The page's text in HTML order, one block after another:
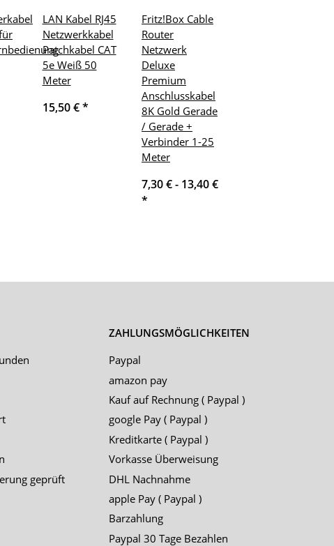
LAN Kabel RJ45
Netzwerkkabel
Patchkabel CAT
5e Weiß 50
Meter
15,50 €*
Fritz!Box Cable
Router
Netzwerk
Deluxe
Premium
Anschlusskabel
8K Gold Gerade
/ Gerade +
Verbinder 1-25
Meter
7,30 € - 13,40 €
*
geprüft
ZAHLUNGSMÖGLICHKEITEN
Paypal
amazon pay
Kauf auf Rechnung ( Paypal )
google Pay ( Paypal )
Kreditkarte ( Paypal )
Vorkasse Überweisung
DHL Nachnahme
apple Pay ( Paypal )
Barzahlung
Paypal 30 Tage Bezahlen